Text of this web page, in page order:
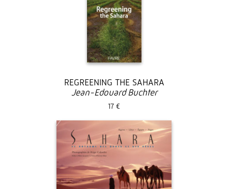
REGREENING THE SAHARA
Jean-Edouard Buchter
17 €